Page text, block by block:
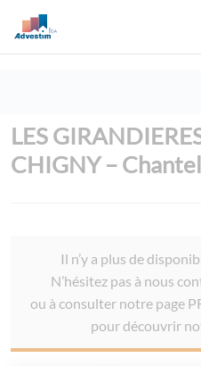
LES
CHIGNY –
Il n’y a plus de
N’hésitez pas à nous
ou à consulter notre page
pour découvrir